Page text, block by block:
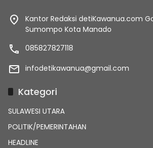
Kantor Redaksi detiKawanua.com
Sumompo Kota Manado
085827827118
infodetikawanua@gmail.com
Kategori
SULAWESI UTARA
POLITIK/PEMERINTAHAN
HEADLINE